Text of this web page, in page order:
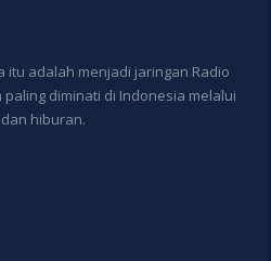
itu adalah menjadi jaringan Radio
diminati di Indonesia melalui
hiburan.